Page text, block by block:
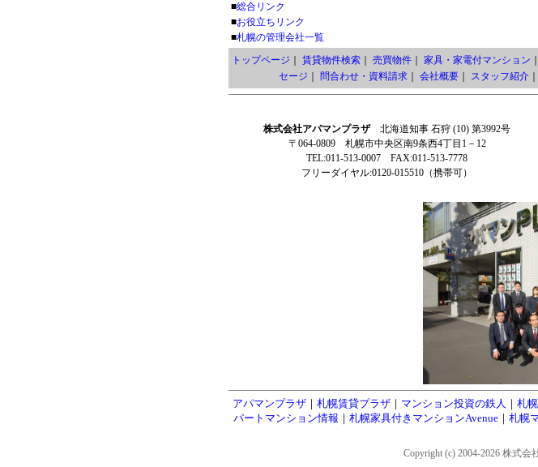
■総合リンク
■お役立ちリンク
■札幌の管理会社一覧
トップページ
賃貸物件検索｜ 売買物件｜ 家具・家電付マンション
セージ
問合わせ・資料請求｜ 会社概要｜ スタッフ紹介｜
株式会社アパマンプラザ北海道知事 石狩 (10) 第3992号
〒064-0809 札幌市中央区南9条西4丁目1－12
TEL:011-513-0007 FAX:011-513-7778
フリーダイヤル:0120-015510（携帯可）
アパマンプラザ ｜ 札幌賃貸プラザ ｜ マンション投資の鉄人 ｜ 札
パートマンション情報 ｜ 札幌家具付きマンションAvenue｜ 札幌
Copyright (c) 2004-2026 株式会